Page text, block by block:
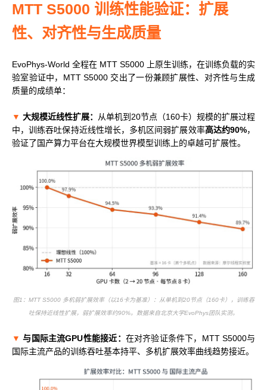
MTT S5000 训练性能验证：扩展
性、对齐性与生成质量
EvoPhys-World 全程在 MTT S5000 上原生训练，在训练负载的实
验室验证中，MTT S5000 交出了一份兼顾扩展性、对齐性与生成
质量的成绩单：
▼ 大规模近线性扩展：
从单机到20节点（160卡）规模的扩展过程
中，训练吞吐保持近线性增长，多机区间弱扩展效率高达约90%，
验证了国产算力平台在大规模世界模型训练上的卓越可扩展性。
图1：MTT S5000 多机弱扩展效率（以16卡为基准）：从单机到20节点（160卡），训练吞
吐保持近线性扩展，弱扩展效率约90%。数据来自北京大学EvoPhys团队实测。
▼与国际主流GPU性能接近： 在对齐验证条件下，MTT S5000与
国际主流产品的训练吞吐基本持平、多机扩展效率曲线趋势接近。